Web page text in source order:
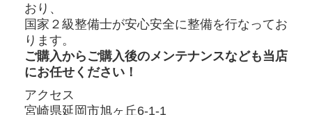
おり、
国家２級整備士が安心安全に整備を行なってお
ります。
ご購入からご購入後のメンテナンスなども当店
にお任せください！
アクセス
宮崎県延岡市旭ヶ丘6-1-1